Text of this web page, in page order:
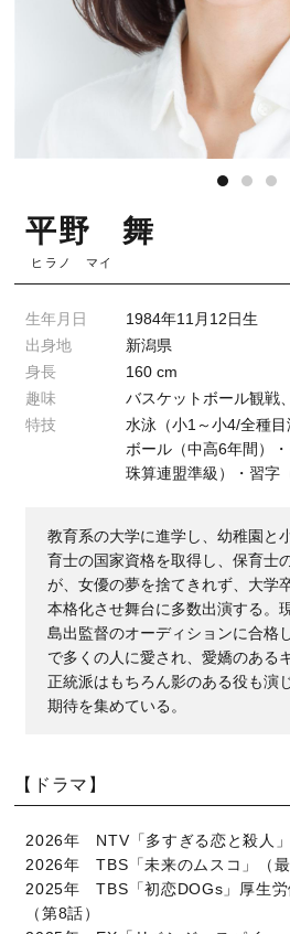
平野 舞
ヒラノ マイ
生年月日
1984年11月12日生
出身地
新潟県
身長
160 cm
趣味
バスケットボール観戦
特技
水泳（小1～小4/全種
ボール（中高6年間）
珠算連盟準級）・習字
教育系の大学に進学し、幼稚園と
育士の国家資格を取得し、保育士
が、女優の夢を捨てきれず、大学
本格化させ舞台に多数出演する。
島出監督のオーディションに合格
で多くの人に愛され、愛嬌のある
正統派はもちろん影のある役も演
期待を集めている。
【ドラマ】
2026年 NTV「多すぎる恋と殺人」
2026年 TBS「未来のムスコ」（最
2025年 TBS「初恋DOGs」厚生労
（第8話）